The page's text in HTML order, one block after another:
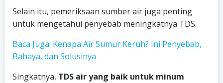
Selain itu, pemeriksaan sumber air juga penting
untuk mengetahui penyebab meningkatnya TDS.
Baca Juga: Kenapa Air Sumur Keruh? Ini Penyebab,
Bahaya, dan Solusinya
Singkatnya, TDS air yang baik untuk minum